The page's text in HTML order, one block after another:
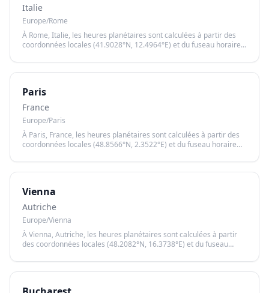
Italie
Europe/Rome
À Rome, Italie, les heures planétaires sont calculées à partir des
coordonnées locales (41.9028°N, 12.4964°E) et du fuseau horaire
coucher du soleil.
Paris
France
Europe/Paris
À Paris, France, les heures planétaires sont calculées à partir des
coordonnées locales (48.8566°N, 2.3522°E) et du fuseau horaire
coucher du soleil.
Vienna
Autriche
Europe/Vienna
À Vienna, Autriche, les heures planétaires sont calculées à partir
des coordonnées locales (48.2082°N, 16.3738°E) et du fuseau
lever et le coucher du soleil.